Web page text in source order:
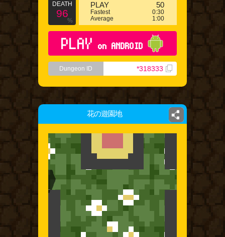
DEATH
96
%
PLAY 50
Fastest
0:30
Average
1:00
PLAY on ANDROID
Dungeon ID *318333
花の遊園地